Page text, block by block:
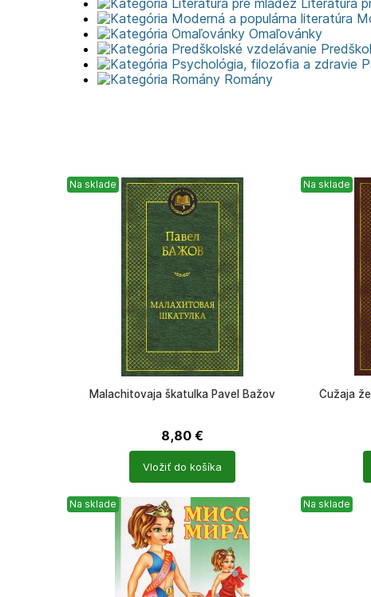
Literatúra
Omaľovánky
Romány
Na sklade
Malachitovaja škatulka Pavel Bažov
8,80 €
Vložiť do košíka
Na sklade
Čužaja
Na sklade Na sklade